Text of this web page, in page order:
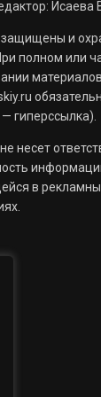
Исаева
защищены и
полном или
гиперссылка).
несет
в